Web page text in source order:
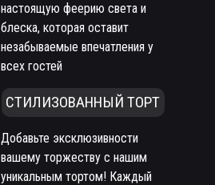
СТИЛИЗОВАННЫЙ ТОРТ
Добавьте эксклюзивности
вашему торжеству с нашим
уникальным тортом! Каждый
настоящую феерию света и
блеска, которая оставит
незабываемые впечатления у
всех гостей